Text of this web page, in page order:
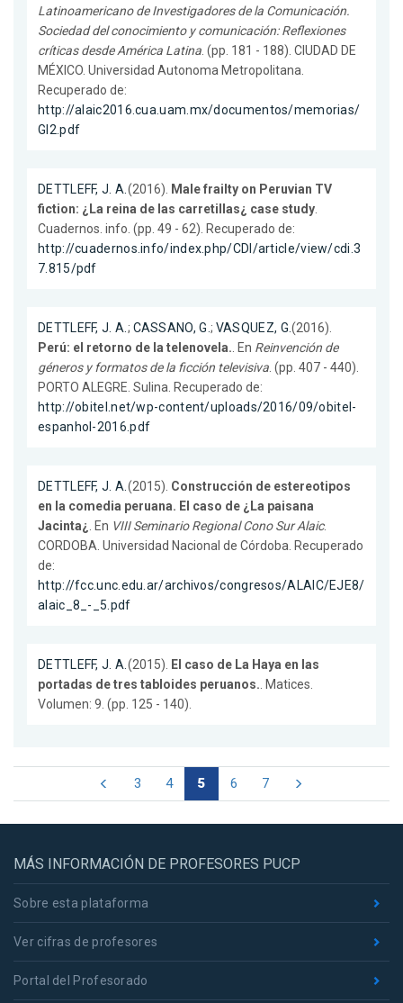
Latinoamericano de Investigadores de la Comunicación.
Sociedad del conocimiento y comunicación: Reflexiones
críticas desde América Latina. (pp. 181 - 188). CIUDAD DE
MÉXICO. Universidad Autonoma Metropolitana.
Recuperado de:
http://alaic2016.cua.uam.mx/documentos/memorias/
GI2.pdf
DETTLEFF, J. A.(2016). Male frailty on Peruvian TV
fiction: ¿La reina de las carretillas¿ case study.
Cuadernos. info. (pp. 49 - 62). Recuperado de:
http://cuadernos.info/index.php/CDI/article/view/cdi.3
7.815/pdf
DETTLEFF, J. A.; CASSANO, G.; VASQUEZ, G.(2016).
Perú: el retorno de la telenovela.. En Reinvención de
géneros y formatos de la ficción televisiva. (pp. 407 - 440).
PORTO ALEGRE. Sulina. Recuperado de:
http://obitel.net/wp-content/uploads/2016/09/obitel-
espanhol-2016.pdf
DETTLEFF, J. A.(2015). Construcción de estereotipos
en la comedia peruana. El caso de ¿La paisana
Jacinta¿ . En VIII Seminario Regional Cono Sur Alaic.
CORDOBA. Universidad Nacional de Córdoba. Recuperado
de:
http://fcc.unc.edu.ar/archivos/congresos/ALAIC/EJE8/
alaic_8_-_5.pdf
DETTLEFF, J. A.(2015). El caso de La Haya en las
portadas de tres tabloides peruanos.. Matices.
Volumen: 9. (pp. 125 - 140).
3 4 5 6 7
MÁS INFORMACIÓN DE PROFESORES PUCP
Sobre esta plataforma
Ver cifras de profesores
Portal del Profesorado